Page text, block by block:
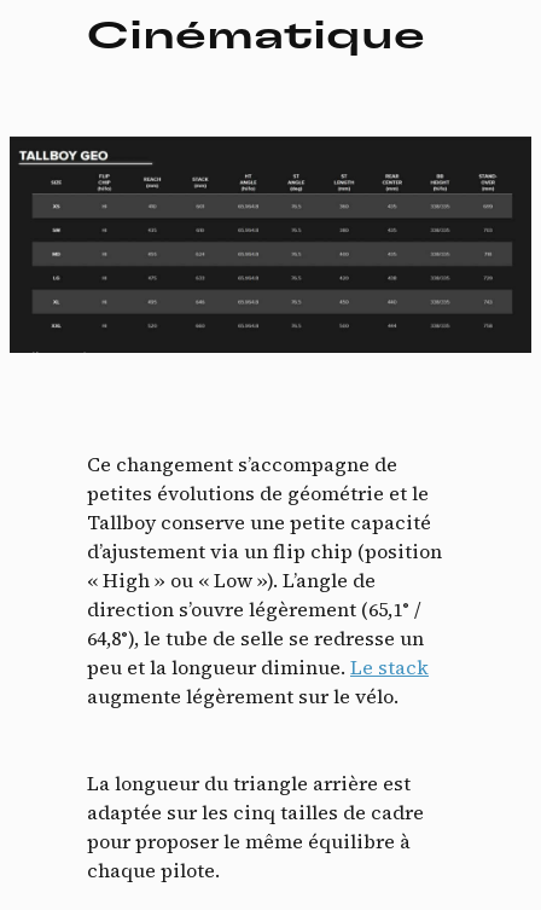
Cinématique
Ce changement s’accompagne de
petites évolutions de géométrie et le
Tallboy conserve une petite capacité
d’ajustement via un flip chip (position
« High » ou « Low »). L’angle de
direction s’ouvre légèrement (65,1° /
64,8°), le tube de selle se redresse un
peu et la longueur diminue. Le stack
augmente légèrement sur le vélo.
La longueur du triangle arrière est
adaptée sur les cinq tailles de cadre
pour proposer le même équilibre à
chaque pilote.